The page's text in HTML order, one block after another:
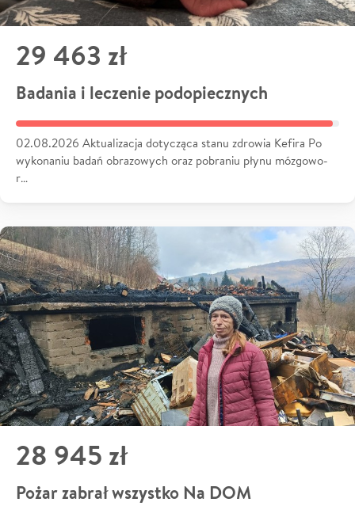
29 463 zł
Badania i leczenie podopiecznych
02.08.2026 Aktualizacja dotycząca stanu zdrowia Kefira Po
wykonaniu badań obrazowych oraz pobraniu płynu mózgowo-
r…
28 945 zł
Pożar zabrał wszystko Na DOM